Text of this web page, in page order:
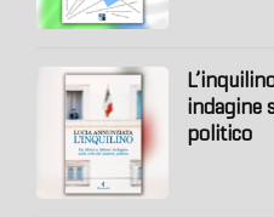
indagine
politico